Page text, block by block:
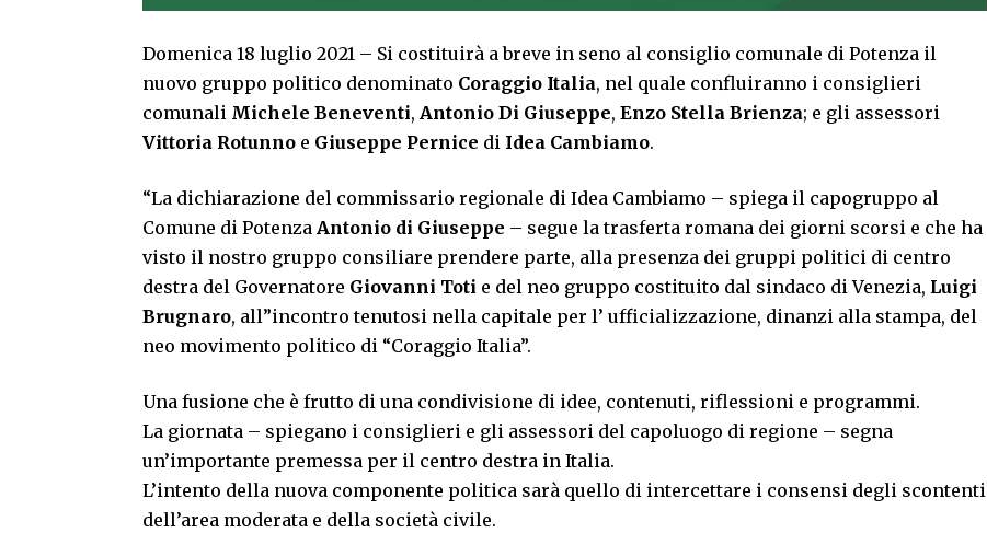
Domenica 18 luglio 2021 – Si costituirà a breve in seno al consiglio comunale di Potenza il
nuovo gruppo politico denominato Coraggio Italia, nel quale confluiranno i consiglieri
comunali Michele Beneventi, Antonio Di Giuseppe, Enzo Stella Brienza; e gli assessori
Vittoria Rotunno e Giuseppe Pernice di Idea Cambiamo.
“La dichiarazione del commissario regionale di Idea Cambiamo – spiega il capogruppo al
Comune di Potenza Antonio di Giuseppe – segue la trasferta romana dei giorni scorsi e che ha
visto il nostro gruppo consiliare prendere parte, alla presenza dei gruppi politici di centro
destra del Governatore Giovanni Toti e del neo gruppo costituito dal sindaco di Venezia, Luigi
Brugnaro, all”incontro tenutosi nella capitale per l’ ufficializzazione, dinanzi alla stampa, del
neo movimento politico di “Coraggio Italia”.
Una fusione che è frutto di una condivisione di idee, contenuti, riflessioni e programmi.
La giornata – spiegano i consiglieri e gli assessori del capoluogo di regione – segna
un’importante premessa per il centro destra in Italia.
L’intento della nuova componente politica sarà quello di intercettare i consensi degli scontenti
dell’area moderata e della società civile.